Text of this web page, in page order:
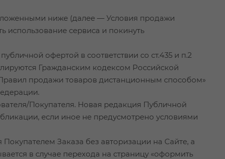
ниже (далее — Условия продажи
использование сервиса и покинуть
офертой в соответствии со ст.435 и п.2
Гражданским кодексом Российской
продажи товаров дистанционным способом»
Покупателя. Новая редакция Публичной
если иное не предусмотрено условиями
Заказа без авторизации на Сайте, а
в случае перехода на страницу «оформить